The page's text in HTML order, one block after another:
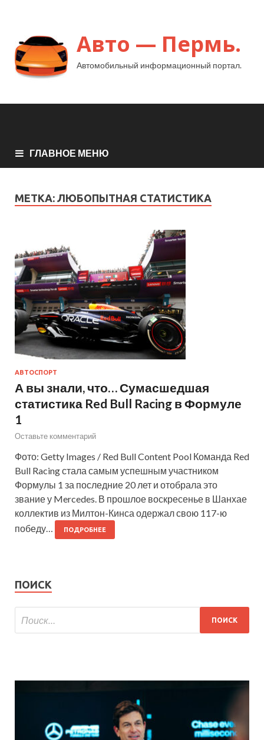
Авто — Пермь.
Автомобильный информационный портал.
ГЛАВНОЕ МЕНЮ
МЕТКА: ЛЮБОПЫТНАЯ СТАТИСТИКА
АВТОСПОРТ
А вы знали, что… Сумасшедшая
статистика Red Bull Racing в Формуле
1
Оставьте комментарий
Фото: Getty Images / Red Bull Content Pool Команда Red
Bull Racing стала самым успешным участником
Формулы 1 за последние 20 лет и отобрала это
звание у Mercedes. В прошлое воскресенье в Шанхае
коллектив из Милтон-Кинса одержал свою 117-ю
победу…
ПОДРОБНЕЕ
ПОИСК